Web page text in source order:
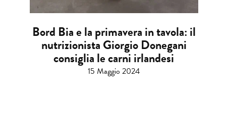
Bord Bia e la primavera in tavola: il
nutrizionista Giorgio Donegani
consiglia le carni irlandesi
15 Maggio 2024